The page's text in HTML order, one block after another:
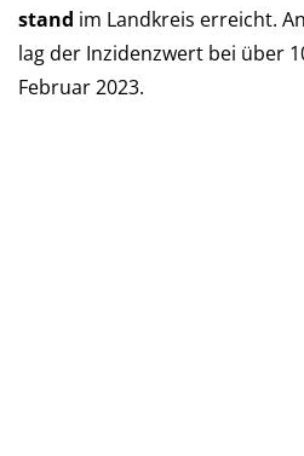
stand im Landkreis er­reicht.
lag der Inzi­denz­wert bei über
Februar 2023.